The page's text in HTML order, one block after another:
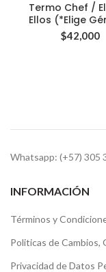
Termo Chef /
Ellos (*Elige
$42,000
Whatsapp: (+57) 305
INFORMACIÓN
Términos y
Politicas de Cambios,
Privacidad de Datos